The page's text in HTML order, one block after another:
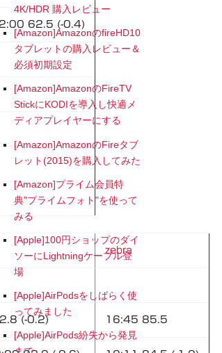
62.5 (-0.4)
zebra
(-0.2) 16:45 85.5
4K/HDR 購入レビュー
[Amazon]AmazonのfireHD10
タブレットの購入レビュー＆
必須初期設定
[Amazon]AmazonのFireTV
StickにKODIを導入し快適メ
ディアプレイヤーにする
[Amazon]AmazonのFireタブ
レット(2015)を購入してみた
[Amazon]プライム会員特
典"プライムフォト"を使って
みる
[Apple]100円ショップのダイ
ソーにLightningケーブル登
場
[Apple]AirPodsをしばらく使
ってみました
[Apple]AirPods紛失から発見